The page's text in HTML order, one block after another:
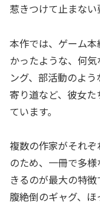
惹きつけて止まない
本作では、ゲーム
かったような、何
ング、部活動のよ
寄り道など、彼女
ています。
複数の作家がそれ
のため、一冊で多
きるのが最大の特
腹絶倒のギャグ、